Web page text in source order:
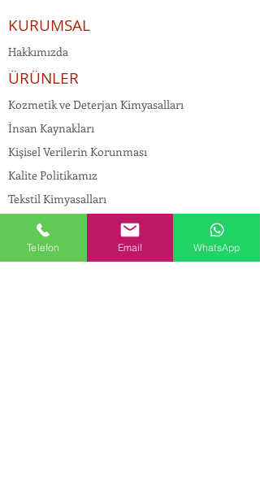
KURUMSAL
Hakkımızda
ÜRÜNLER
Kozmetik ve Deterjan Kimyasalları
İnsan Kaynakları
Kişisel Verilerin Korunması
Kalite Politikamız
Tekstil Kimyasalları
Yapı Kimyasalları
İlaç Kimyasalları
Telefon Email WhatsApp